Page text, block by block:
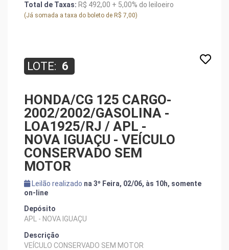
Total de Taxas: R$ 492,00 + 5,00% do leiloeiro
(Já somada a taxa do boleto de R$ 7,00)
LOTE: 6
HONDA/CG 125 CARGO-
2002/2002/GASOLINA -
LOA1925/RJ / APL -
NOVA IGUAÇU - VEÍCULO
CONSERVADO SEM
MOTOR
Leilão realizado na 3º Feira, 02/06, às 10h, somente
on-line
Depósito
APL - NOVA IGUAÇU
Descrição
VEÍCULO CONSERVADO SEM MOTOR